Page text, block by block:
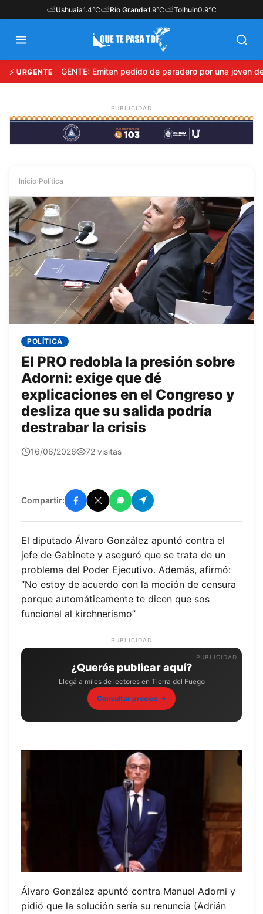
⛅Ushuaia1.4°C⛅Río Grande1.9°C⛅Tolhuin0.9°C
⚡ URGENTEURGENTE: Emiten pedido de paradero por una joven
Inicio Política
POLÍTICA
El PRO redobla la presión sobre
Adorni: exige que dé
explicaciones en el Congreso y
desliza que su salida podría
destrabar la crisis
quetepasa1
16/06/2026 72 visitas
Compartir:
El diputado Álvaro González apuntó contra el
jefe de Gabinete y aseguró que se trata de un
problema del Poder Ejecutivo. Además, afirmó:
“No estoy de acuerdo con la moción de censura
porque automáticamente te dicen que sos
funcional al kirchnerismo”
PUBLICIDAD
¿Querés publicar aquí?
Llegá a miles de lectores en Tierra del Fuego
Consultar precios →
Álvaro González apuntó contra Manuel Adorni y
pidió que la solución sería su renuncia (Adrián